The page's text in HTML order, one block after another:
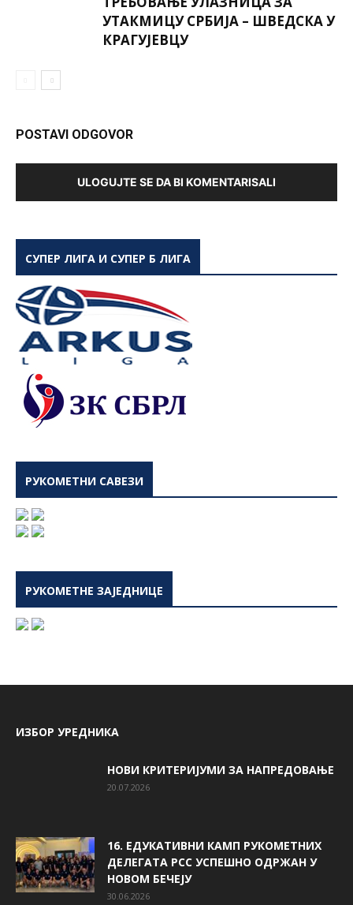
УТАКМИЦУ СРБИЈА – ШВЕДСКА У
КРАГУЈЕВЦУ
POSTAVI ODGOVOR
ULOGUJTE SE DA BI KOMENTARISALI
СУПЕР ЛИГА И СУПЕР Б ЛИГА
РУКОМЕТНИ САВЕЗИ
РУКОМЕТНЕ ЗАЈЕДНИЦЕ
ИЗБОР УРЕДНИКА
НОВИ КРИТЕРИЈУМИ ЗА НАПРЕДОВАЊЕ
20.07.2026
16. ЕДУКАТИВНИ КАМП РУКОМЕТНИХ
ДЕЛЕГАТА РСС УСПЕШНО ОДРЖАН У
НОВОМ БЕЧЕЈУ
30.06.2026